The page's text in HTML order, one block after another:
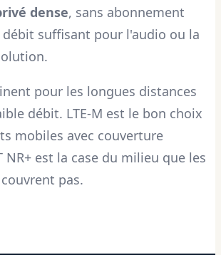
dense, sans abonnement
débit suffisant pour l'audio ou la
pour les longues distances
débit. LTE-M est le bon choix
mobiles avec couverture
NR+ est la case du milieu que les
pas.